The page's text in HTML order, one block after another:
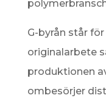
G-byrån står
originalarbete
produktionen
ombesörjer